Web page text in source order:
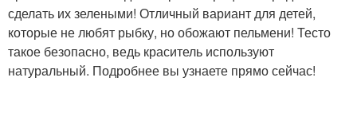
Соус для пельменей Горчица для пельменей
сделать их зелеными! Отличный вариант для детей,
которые не любят рыбку, но обожают пельмени! Тесто
такое безопасно, ведь краситель используют
натуральный. Подробнее вы узнаете прямо сейчас!